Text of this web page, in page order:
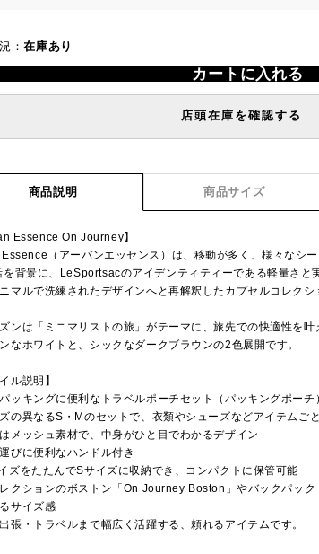
：在庫あり
カートに入れる
店頭在庫を確認する
商品説明 商品サイズ
Essence On Journey】
（アーバンエッセンス）は、移動が多く、様々なシ
を背景に、LeSportsacのアイデンティティーである軽量さと
マルで洗練されたデザインへと再解釈したカプセルコレクシ
ンは「ミニマリストの旅」がテーマに、旅先での快適性を叶
なホワイトと、シックなダークブラウンの2色展開です。
ル説明】
ッキングに便利なトラベルポーチセット（パッキングポーチ
ズの異なるS・Mのセットで、衣類やシューズなどアイテムご
はメッシュ素材で、中身がひと目でわかるデザイン
運びに便利なハンドル付き
ズをたたんでSサイズに収納でき、コンパクトに保管可能
レクションのボストン「On Journey Boston」やバックパッ
サイズ感
張・トラベルまで幅広く活躍する、頼れるアイテムです。